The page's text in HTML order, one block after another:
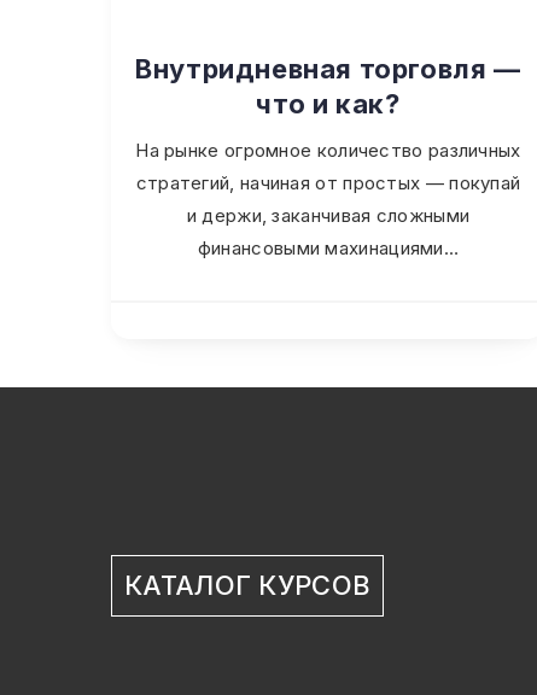
Внутридневная торговля —
что и как?
На рынке огромное количество различных
стратегий, начиная от простых — покупай
и держи, заканчивая сложными
финансовыми махинациями…
КАТАЛОГ КУРСОВ